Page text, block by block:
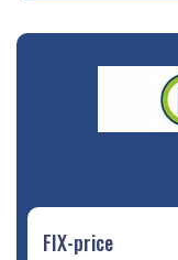
FIX-price